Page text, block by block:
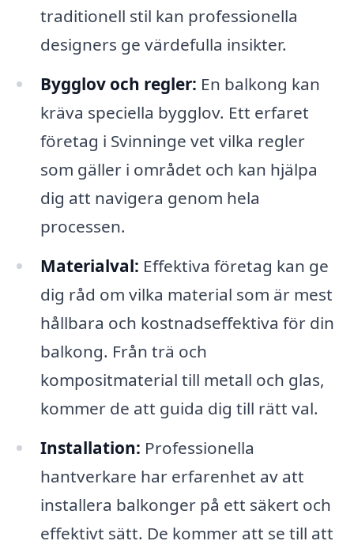
traditionell stil kan professionella
designers ge värdefulla insikter.
Bygglov och regler: En balkong kan
kräva speciella bygglov. Ett erfaret
företag i Svinninge vet vilka regler
som gäller i området och kan hjälpa
dig att navigera genom hela
processen.
Materialval: Effektiva företag kan ge
dig råd om vilka material som är mest
hållbara och kostnadseffektiva för din
balkong. Från trä och
kompositmaterial till metall och glas,
kommer de att guida dig till rätt val.
Installation: Professionella
hantverkare har erfarenhet av att
installera balkonger på ett säkert och
effektivt sätt. De kommer att se till att